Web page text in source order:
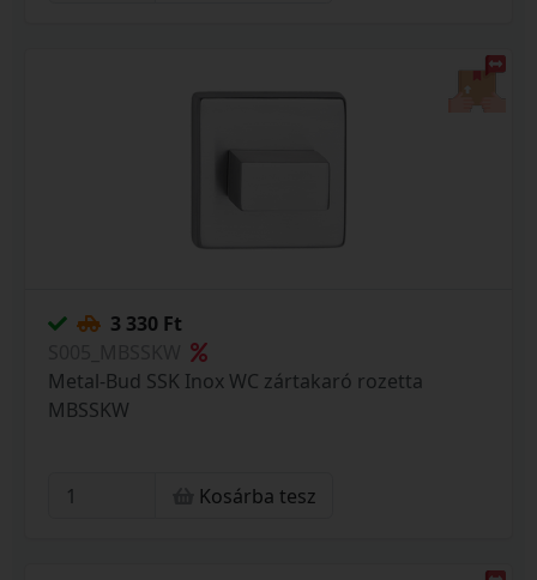
3 330 Ft
Metal-Bud SSK Inox WC zártakaró rozetta
MBSSKW
Kosárba tesz